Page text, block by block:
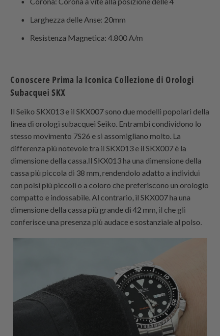
Larghezza delle Anse: 20mm
Resistenza Magnetica: 4.800 A/m
Conoscere Prima la Iconica Collezione di Orologi
Subacquei SKX
Il Seiko SKX013 e il SKX007 sono due modelli popolari della
linea di orologi subacquei Seiko. Entrambi condividono lo
stesso movimento 7S26 e si assomigliano molto. La
differenza più notevole tra il SKX013 e il SKX007 è la
dimensione della cassa.Il SKX013 ha una dimensione della
cassa più piccola di 38 mm, rendendolo adatto a individui
con polsi più piccoli o a coloro che preferiscono un orologio
compatto e indossabile. Al contrario, il SKX007 ha una
dimensione della cassa più grande di 42 mm, il che gli
conferisce una presenza più audace e sostanziale al polso.